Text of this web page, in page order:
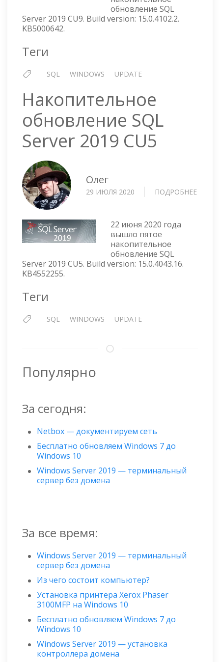
2019
CU9
обновление SQL
Server 2019 CU9. Build version: 15.0.4102.2.
KB5000642.
Теги
SQL WINDOWS UPDATE
Накопительное
обновление SQL
Server 2019 CU5
Олег
29 ИЮЛЯ 2020 ПОДРОБНЕЕ
22 июня 2020 года
вышло пятое
накопительное
обновление SQL
Server 2019 CU5. Build version: 15.0.4043.16.
KB4552255.
Теги
SQL WINDOWS UPDATE
Популярно
За сегодня:
Netbox — документируем сеть
Бесплатно обновляем Windows 7 до
Windows 10
Windows Server 2019 — терминальный
сервер без домена
За все время:
Windows Server 2019 — терминальный
сервер без домена
Из чего состоит компьютер?
Установка принтера Xerox Phaser
3100MFP на Windows 10
Бесплатно обновляем Windows 7 до
Windows 10
Windows Server 2019 — установка
контроллера домена